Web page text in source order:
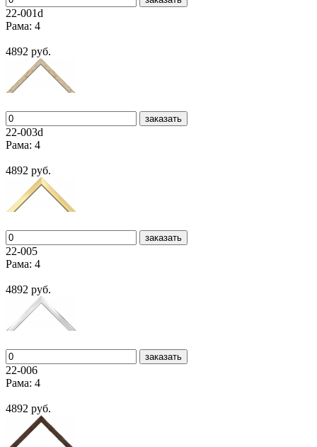
22-001d
Рама: 4
4892 руб.
заказать
22-003d
Рама: 4
4892 руб.
заказать
22-005
Рама: 4
4892 руб.
заказать
22-006
Рама: 4
4892 руб.